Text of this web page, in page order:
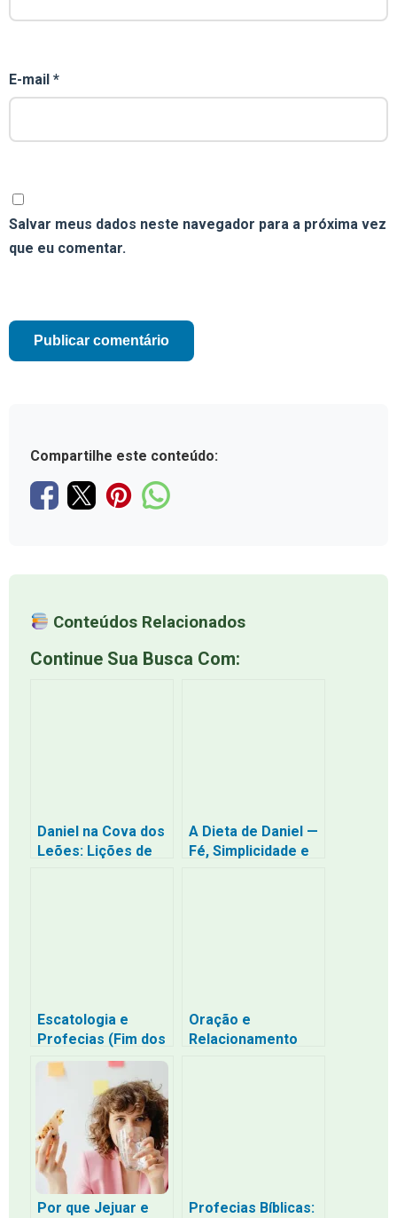
E-mail *
Salvar meus dados neste navegador para a próxima vez
que eu comentar.
Compartilhe este conteúdo:
Conteúdos Relacionados
Continue Sua Busca Com:
Daniel na Cova dos
Leões: Lições de
A Dieta de Daniel —
Fé, Simplicidade e
Escatologia e
Profecias (Fim dos
Tempos) –
interpretação de
Daniel e Apocalipse
Oração e
Relacionamento
Por que Jejuar e
Profecias Bíblicas: